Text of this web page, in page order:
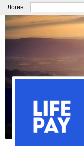
Логин: